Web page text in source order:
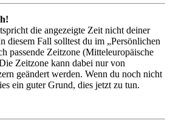
die angezeigte Zeit nicht deiner
diesem Fall solltest du im „Persönlichen
passende Zeitzone (Mitteleuropäische
Zeitzone kann dabei nur von
geändert werden. Wenn du noch nicht
ein guter Grund, dies jetzt zu tun.